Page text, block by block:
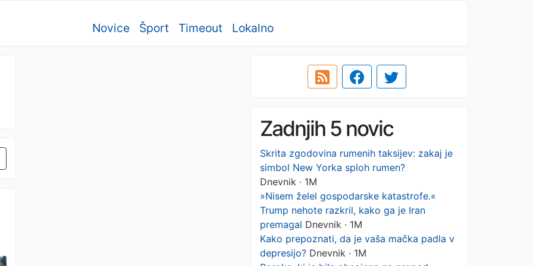
Novice Šport Timeout Lokalno
Zadnjih 5 novic
Skrita zgodovina rumenih taksijev: zakaj je
simbol New Yorka sploh rumen?
Dnevnik · 1M
»Nisem želel gospodarske katastrofe.«
Trump nehote razkril, kako ga je Iran
premagal Dnevnik · 1M
Kako prepoznati, da je vaša mačka padla v
depresijo? Dnevnik · 1M